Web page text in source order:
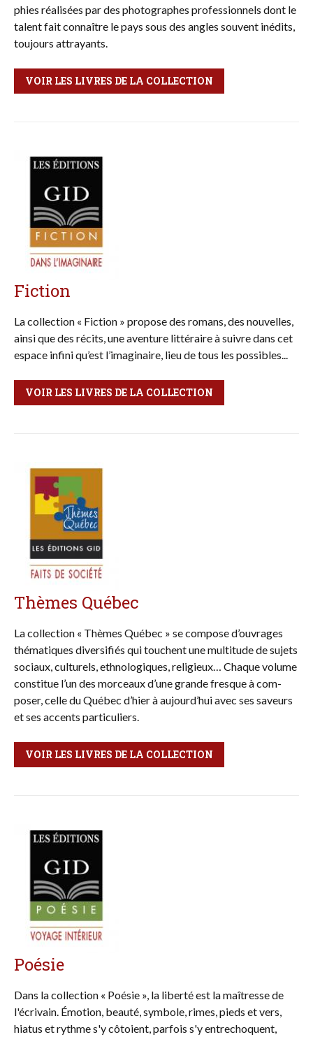
phies réalisées par des pho­to­graphes profes­sion­nels dont le
talent fait con­naître le pays sous des angles sou­vent inédits,
tou­jours attrayants.
VOIR LES LIVRES DE LA COLLECTION
Fiction
La collection « Fiction » propose des romans, des nouvelles,
ainsi que des récits, une aventure littéraire à suivre dans cet
espace infini qu’est l’imaginaire, lieu de tous les possibles...
VOIR LES LIVRES DE LA COLLECTION
Thèmes Québec
La collection « Thèmes Québec » se compose d’ouvrages
thématiques diver­si­fiés qui touchent une mul­­­titude de sujets
sociaux, culturels, ethnolo­giques, religieux… Chaque volume
constitue l’un des morceaux d’une gran­de fresque à com­
poser, celle du Québec d’hier à aujourd’hui avec ses saveurs
et ses accents particuliers.
VOIR LES LIVRES DE LA COLLECTION
Poésie
Dans la collection « Poésie », la liberté est la maîtresse de
l'écrivain. Émotion, beauté, symbole, rimes, pieds et vers,
hiatus et rythme s'y côtoient, parfois s'y entrechoquent,